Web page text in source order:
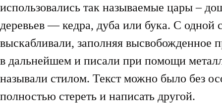
использовались так называемые цары –
деревьев — кедра, дуба или бука. С одной
выскабливали, заполняя высвобожденное
в дальнейшем и писали при помощи
называли стилом. Текст можно было без
полностью стереть и написать другой.